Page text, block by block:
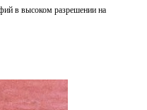
в высоком разрешении на